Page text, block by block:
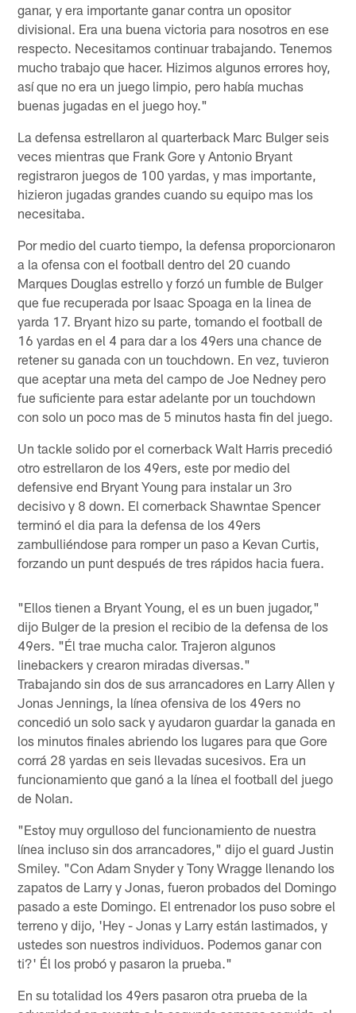
ganar, y era importante ganar contra un opositor
divisional. Era una buena victoria para nosotros en ese
respecto. Necesitamos continuar trabajando. Tenemos
mucho trabajo que hacer. Hizimos algunos errores hoy,
así que no era un juego limpio, pero había muchas
buenas jugadas en el juego hoy."
La defensa estrellaron al quarterback Marc Bulger seis
veces mientras que Frank Gore y Antonio Bryant
registraron juegos de 100 yardas, y mas importante,
hizieron jugadas grandes cuando su equipo mas los
necesitaba.
Por medio del cuarto tiempo, la defensa proporcionaron
a la ofensa con el football dentro del 20 cuando
Marques Douglas estrello y forzó un fumble de Bulger
que fue recuperada por Isaac Spoaga en la linea de
yarda 17. Bryant hizo su parte, tomando el football de
16 yardas en el 4 para dar a los 49ers una chance de
retener su ganada con un touchdown. En vez, tuvieron
que aceptar una meta del campo de Joe Nedney pero
fue suficiente para estar adelante por un touchdown
con solo un poco mas de 5 minutos hasta fin del juego.
Un tackle solido por el cornerback Walt Harris precedió
otro estrellaron de los 49ers, este por medio del
defensive end Bryant Young para instalar un 3ro
decisivo y 8 down. El cornerback Shawntae Spencer
terminó el dia para la defensa de los 49ers
zambulliéndose para romper un paso a Kevan Curtis,
forzando un punt después de tres rápidos hacia fuera.
"Ellos tienen a Bryant Young, el es un buen jugador,"
dijo Bulger de la presion el recibio de la defensa de los
49ers. "Él trae mucha calor. Trajeron algunos
linebackers y crearon miradas diversas."
Trabajando sin dos de sus arrancadores en Larry Allen y
Jonas Jennings, la línea ofensiva de los 49ers no
concedió un solo sack y ayudaron guardar la ganada en
los minutos finales abriendo los lugares para que Gore
corrá 28 yardas en seis llevadas sucesivos. Era un
funcionamiento que ganó a la línea el football del juego
de Nolan.
"Estoy muy orgulloso del funcionamiento de nuestra
línea incluso sin dos arrancadores," dijo el guard Justin
Smiley. "Con Adam Snyder y Tony Wragge llenando los
zapatos de Larry y Jonas, fueron probados del Domingo
pasado a este Domingo. El entrenador los puso sobre el
terreno y dijo, 'Hey - Jonas y Larry están lastimados, y
ustedes son nuestros individuos. Podemos ganar con
ti?' Él los probó y pasaron la prueba."
En su totalidad los 49ers pasaron otra prueba de la